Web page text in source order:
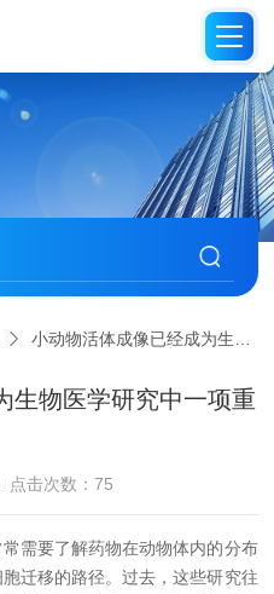
小动物活体成像已经成为生物医学研究中一项重要的工具
生物医学研究中一项重
点击次数：75
要了解药物在动物体内的分布
迁移的路径。过去，这些研究往